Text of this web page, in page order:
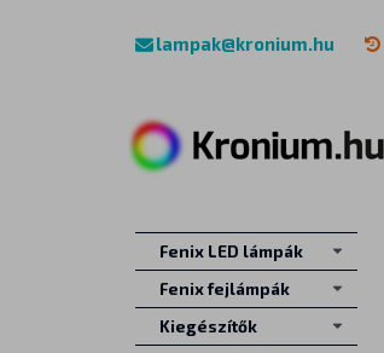
lampak@kronium.hu
Fenix LED lámpák
Fenix fejlámpák
Kiegészítők